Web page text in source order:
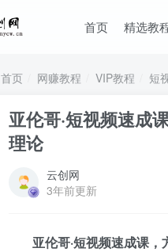
首页 精选教
首页 网赚教程 VIP教程 短
亚伦哥·短视频速成
理论
云创网
3年前更新
亚伦哥·短视频速成课